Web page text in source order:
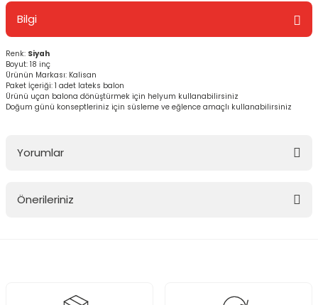
Bilgi
Renk: Siyah
Boyut: 18 inç
Ürünün Markası: Kalisan
Paket İçeriği: 1 adet lateks balon
Ürünü uçan balona dönüştürmek için helyum kullanabilirsiniz
Doğum günü konseptleriniz için süsleme ve eğlence amaçlı kullanabilirsiniz
Yorumlar
Önerileriniz